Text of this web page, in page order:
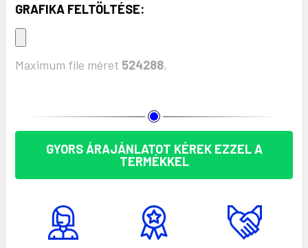
GRAFIKA FELTÖLTÉSE:
Maximum file méret 524288,
GYORS ÁRAJÁNLATOT KÉREK EZZEL A
TERMÉKKEL